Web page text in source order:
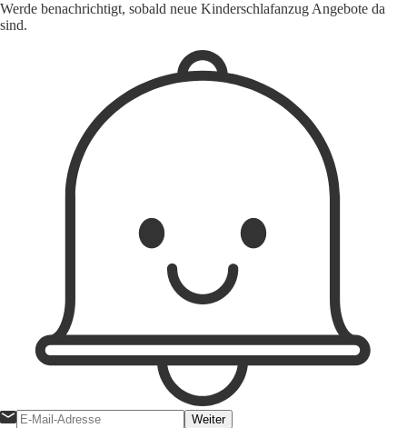
Werde benachrichtigt, sobald neue Kinderschlafanzug Angebote da
sind.
Weiter